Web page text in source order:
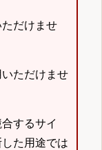
だけませ
ただけませ
するサイ
た用途では